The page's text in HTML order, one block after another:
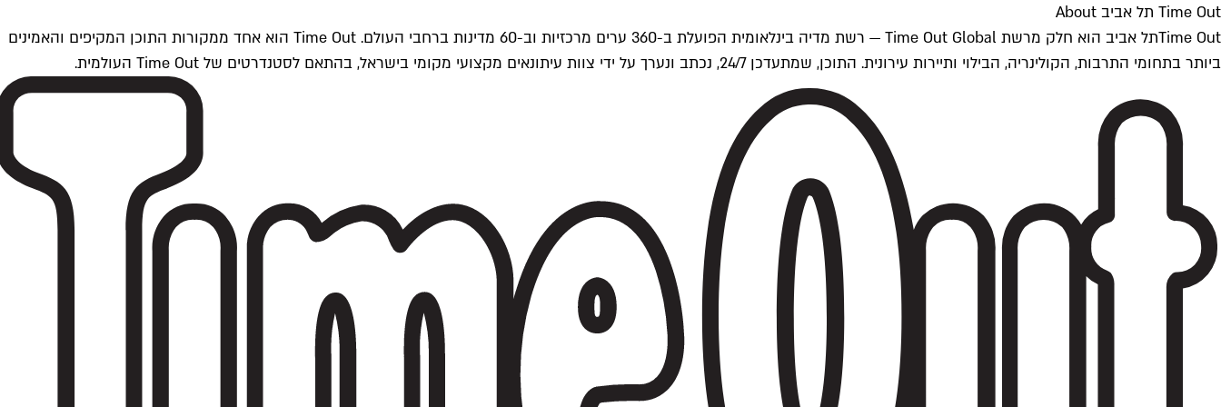
Time Out תל אביב About
Time Outתל אביב הוא חלק מרשת Time Out Global — רשת מדיה בינלאומית הפועלת ב-360 ערים מרכזיות וב-60 מדינות ברחבי העולם. Time Out הוא אחד ממקורות התוכן המקיפים והאמינים
ביותר בתחומי התרבות, הקולינריה, הבילוי ותיירות עירונית. התוכן, שמתעדכן 24/7, נכתב ונערך על ידי צוות עיתונאים מקצועי מקומי בישראל, בהתאם לסטנדרטים של Time Out העולמית.